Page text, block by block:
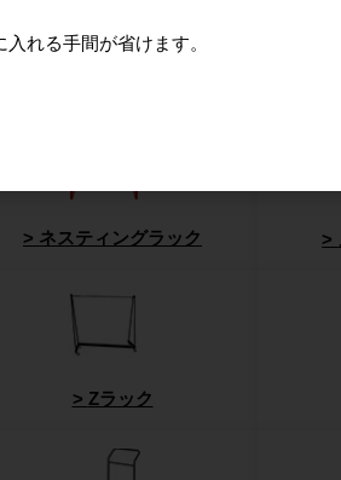
ネスティングラック
Zラック
れる手間が省けます。